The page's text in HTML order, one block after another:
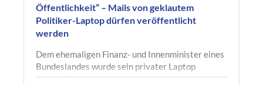
Öffentlichkeit“ – Mails von geklautem
Politiker-Laptop dürfen veröffentlicht
werden
Dem ehemaligen Finanz- und Innenminister eines
Bundeslandes wurde sein privater Laptop
geklaut. Darauf befanden sich unter anderem